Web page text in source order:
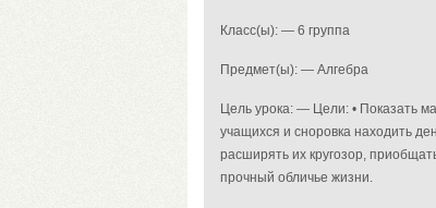
Класс(ы): — 6 группа
Предмет(ы): — Алгебра
Цель урока: — Цели: • Показать
учащихся и сноровка находить
расширять их кругозор,
прочный обличье жизни.